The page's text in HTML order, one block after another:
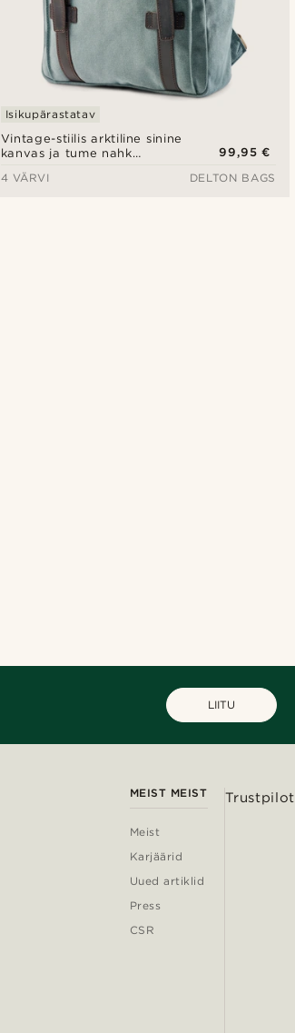
Vintage-stiilis arktiline sinine
kanvas ja tume nahk
Isikupärastatav
99,95 €
4 VÄRVI
DELTON BAGS
LIITU
MEIST MEIST
Meist
Karjäärid
Uued artiklid
Press
CSR
Trustpilot